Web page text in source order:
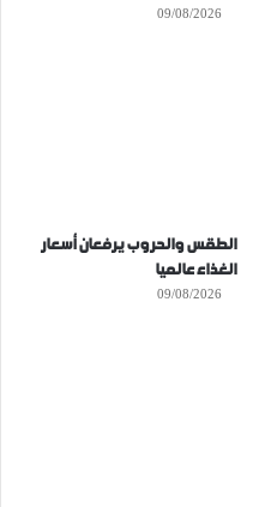
09/08/2026
الطقس والحروب يرفعان أسعار
الغذاء عالميا
09/08/2026